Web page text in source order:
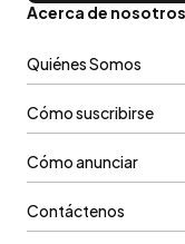
Acerca de nosotros
Quiénes Somos
Cómo suscribirse
Cómo anunciar
Contáctenos